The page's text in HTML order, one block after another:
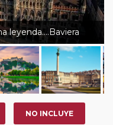
no se abonará este
época del
hayan viajado con
pertenezcan a
se realiza
en "Mi viaje")
con un
leyenda….Baviera
NO INCLUYE